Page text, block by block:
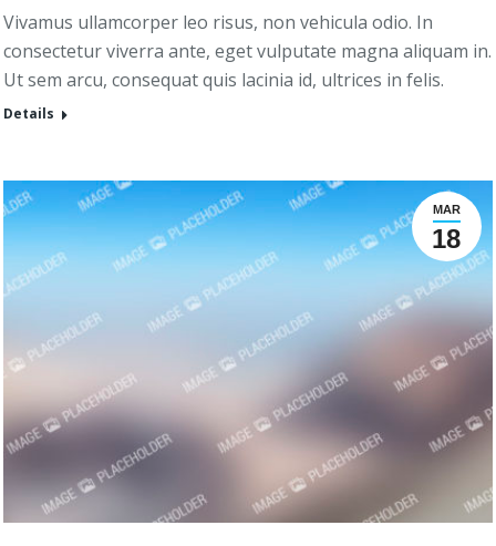
Vivamus ullamcorper leo risus, non vehicula odio. In
consectetur viverra ante, eget vulputate magna aliquam in.
Ut sem arcu, consequat quis lacinia id, ultrices in felis.
Details
MAR
18